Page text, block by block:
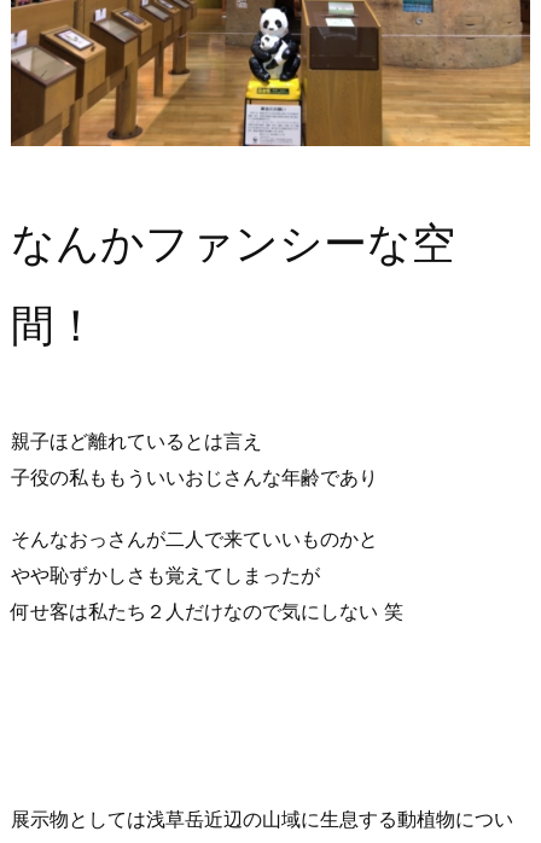
なんかファンシーな空
間！
親子ほど離れているとは言え
子役の私ももういいおじさんな年齢であり
そんなおっさんが二人で来ていいものかと
やや恥ずかしさも覚えてしまったが
何せ客は私たち２人だけなので気にしない 笑
展示物としては浅草岳近辺の山域に生息する動植物につい